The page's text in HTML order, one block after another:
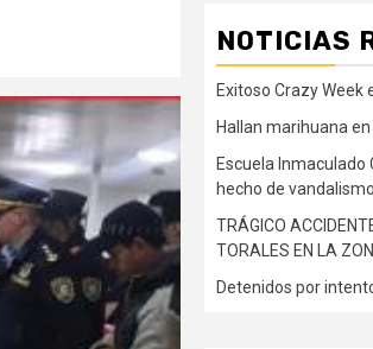
NOTICIAS
Exitoso Crazy Week
Hallan marihuana
Escuela
hecho de
TRÁGICO
TORALES EN LA
Detenidos por